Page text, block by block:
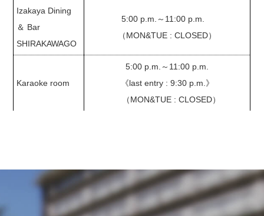
Izakaya Dining
＆ Bar
SHIRAKAWAGO
5:00 p.m.～11:00 p.m.
（MON&TUE : CLOSED）
Karaoke room
5:00 p.m.～11:00 p.m.
《last entry : 9:30 p.m.》
（MON&TUE : CLOSED）